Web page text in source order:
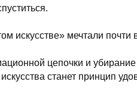
искусстве» мечтали
цепочки и
станет принцип